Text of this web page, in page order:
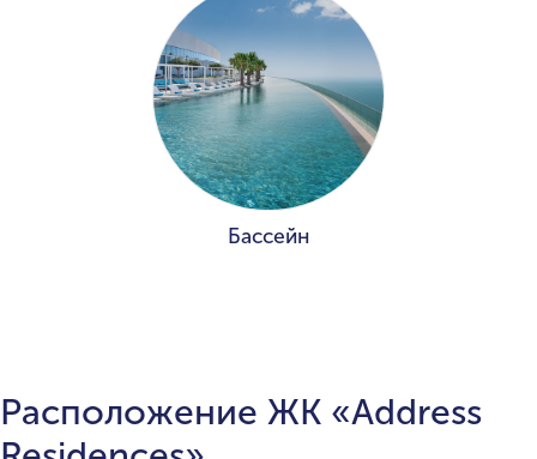
Бассейн
Расположение ЖК «Address